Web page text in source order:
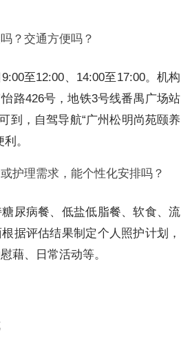
？交通方便吗？
至12:00、14:00至17:00。机构
路426号，地铁3号线番禺广场站
到，自驾导航“广州松明尚苑颐养
。
护理需求，能个性化安排吗？
尿病餐、低盐低脂餐、软食、流
据评估结果制定个人照护计划，
藉、日常活动等。